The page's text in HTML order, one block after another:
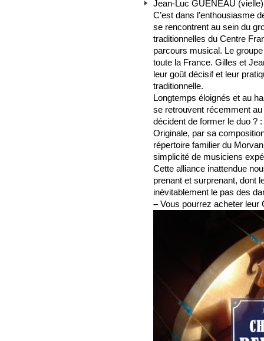
Jean-Luc GUENEAU
C’est dans l’enthousiasme
se rencontrent au sein du
traditionnelles du Centre
parcours musical. Le
toute la France. Gilles et
leur goût décisif et leur
traditionnelle.
Longtemps éloignés et au
se retrouvent récemment
décident de former le duo ?
Originale, par sa
répertoire familier du
simplicité de musiciens
Cette alliance inattendue
prenant et surprenant, dont
inévitablement le pas des
– Vous pourrez acheter leur